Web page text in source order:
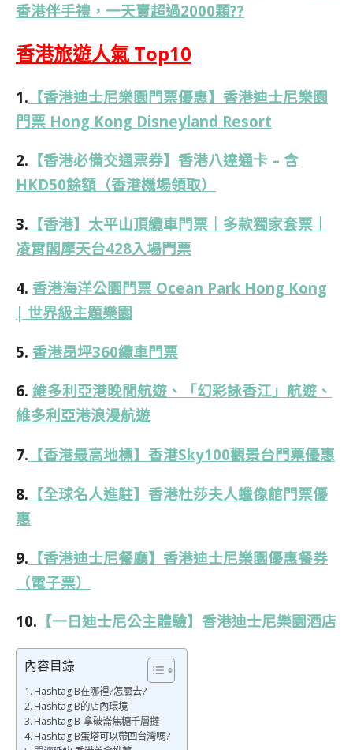
香港伴手禮，一天賣超過2000顆??
香港旅遊人氣 Top10
1. 【香港迪士尼樂園門票優惠】香港迪士尼樂園
門票 Hong Kong Disneyland Resort
2. 【香港必備交通票券】香港八達通卡 – 含
HKD50餘額（香港機場領取）
3. 【香港】太平山頂纜車門票｜多款獨家套票｜
凌霄閣摩天台428入場門票
4. 香港海洋公園門票 Ocean Park Hong Kong
| 世界級主題樂園
5. 香港昂坪360纜車門票
6. 維多利亞港晚間航遊、「幻彩詠香江」航遊、
維多利亞港浪漫航遊
7. 【香港最高地標】香港Sky100觀景台門票優惠
8. 【全球名人進駐】香港杜莎夫人蠟像館門票優
惠
9. 【香港迪士尼餐廳】香港迪士尼樂園優惠餐券
（電子票）
10. 【一日迪士尼公主體驗】香港迪士尼樂園酒店
內容目錄
Hashtag B在哪裡?怎麼去?
Hashtag B的店內環境
Hashtag B-拿破崙焦糖千層撻
Hashtag B蛋塔可以帶回台灣嗎?